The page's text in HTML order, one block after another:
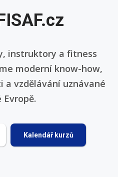
instruktory a fitness
moderní know-how,
a vzdělávání uznávané
Evropě.
Kalendář kurzů